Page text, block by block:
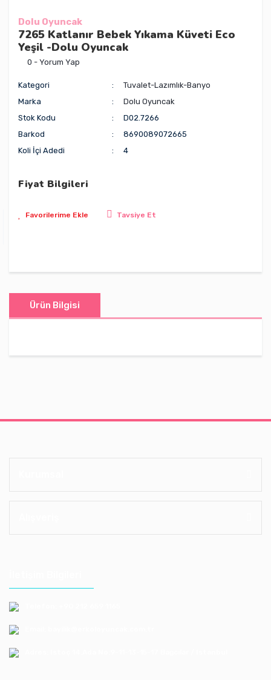
Dolu Oyuncak
7265 Katlanır Bebek Yıkama Küveti Eco
Yeşil -Dolu Oyuncak
0 - Yorum Yap
Kategori
Tuvalet-Lazımlık-Banyo
Marka
Dolu Oyuncak
Stok Kodu
D02.7266
Barkod
8690089072665
Koli İçi Adedi
4
Fiyat Bilgileri
Tavsiye Et
Ürün Bilgisi